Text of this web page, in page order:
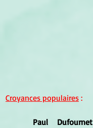
Croyances populaires :
Paul Dufournet